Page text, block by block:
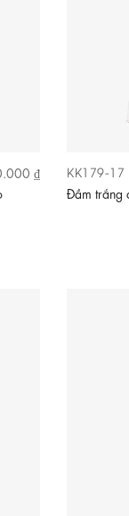
₫
KK179-17
Đầm trắng